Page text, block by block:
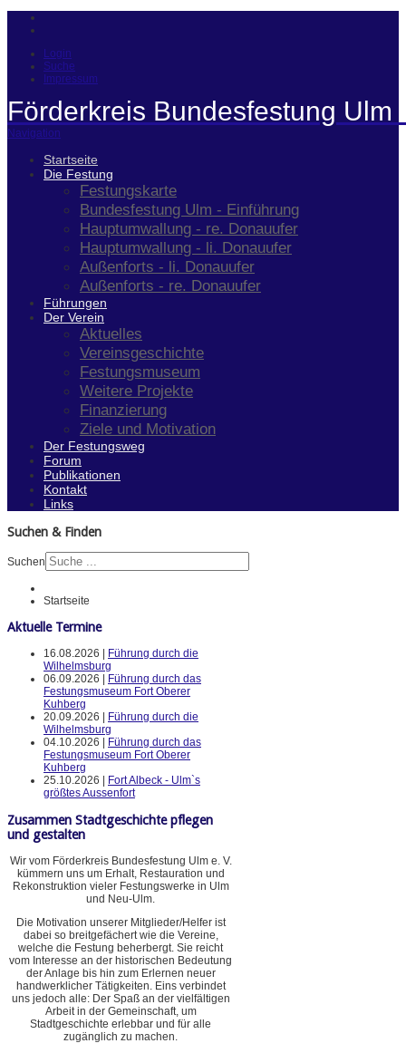
Login
Suche
Impressum
Förderkreis Bundesfestung Ulm
Navigation
Startseite
Die Festung
Festungskarte
Bundesfestung Ulm - Einführung
Hauptumwallung - re. Donauufer
Hauptumwallung - li. Donauufer
Außenforts - li. Donauufer
Außenforts - re. Donauufer
Führungen
Der Verein
Aktuelles
Vereinsgeschichte
Festungsmuseum
Weitere Projekte
Finanzierung
Ziele und Motivation
Der Festungsweg
Forum
Publikationen
Kontakt
Links
Suchen & Finden
Suchen
Startseite
Aktuelle Termine
16.08.2026 |
Führung durch die
Wilhelmsburg
06.09.2026 |
Führung durch das
Festungsmuseum Fort Oberer
Kuhberg
20.09.2026 |
Führung durch die
Wilhelmsburg
04.10.2026 |
Führung durch das
Festungsmuseum Fort Oberer
Kuhberg
25.10.2026 |
Fort Albeck - Ulm`s
größtes Aussenfort
Zusammen Stadtgeschichte pflegen
und gestalten
Wir vom Förderkreis Bundesfestung Ulm e. V.
kümmern uns um Erhalt, Restauration und
Rekonstruktion vieler Festungswerke in Ulm
und Neu-Ulm.
Die Motivation unserer Mitglieder/Helfer ist
dabei so breitgefächert wie die Vereine,
welche die Festung beherbergt. Sie reicht
vom Interesse an der historischen Bedeutung
der Anlage bis hin zum Erlernen neuer
handwerklicher Tätigkeiten. Eins verbindet
uns jedoch alle: Der Spaß an der vielfältigen
Arbeit in der Gemeinschaft, um
Stadtgeschichte erlebbar und für alle
zugänglich zu machen.